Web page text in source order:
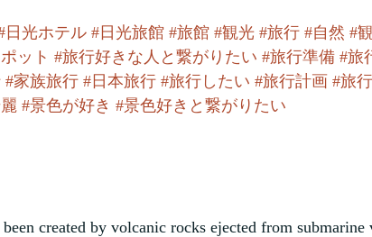
日光ホテル #日光旅館 #旅館 #観光 #旅行 #自然 #
ット #旅行好きな人と繋がりたい #旅行準備 #旅
#家族旅行 #日本旅行 #旅行したい #旅行計画 #旅
#景色が好き #景色好きと繋がりたい
created by volcanic rocks ejected from submarine